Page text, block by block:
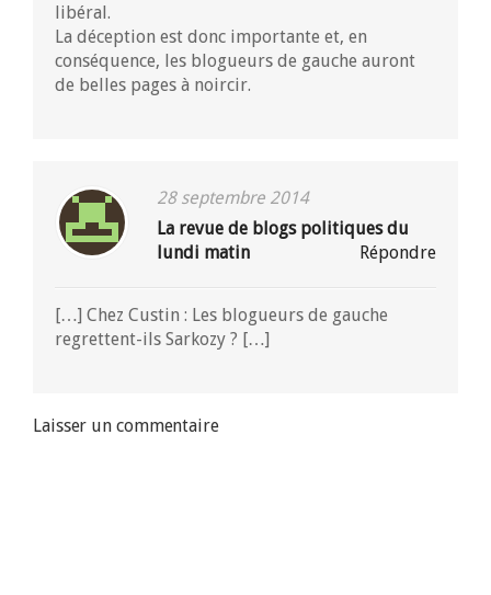
libéral.
La déception est donc importante et, en
conséquence, les blogueurs de gauche auront
de belles pages à noircir.
28 septembre 2014
La revue de blogs politiques du
lundi matin
Répondre
[…] Chez Custin : Les blogueurs de gauche
regrettent-ils Sarkozy ? […]
Laisser un commentaire